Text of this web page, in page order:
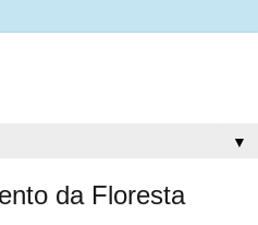
▼
da Floresta